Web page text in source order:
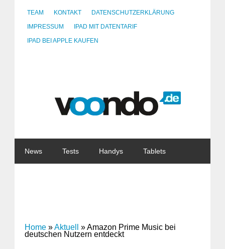
TEAM KONTAKT
DATENSCHUTZERKLÄRUNG
IMPRESSUM
IPAD MIT DATENTARIF
IPAD BEI APPLE KAUFEN
News Tests Handys Tablets
Home »Aktuell »Amazon Prime Music bei
deutschen Nutzern entdeckt